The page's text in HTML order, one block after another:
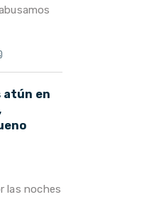
atún en
las noches